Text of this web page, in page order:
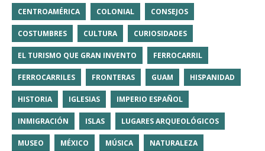
CENTROAMÉRICA COLONIAL CONSEJOS
COSTUMBRES CULTURA CURIOSIDADES
EL TURISMO QUE GRAN INVENTO FERROCARRIL
FERROCARRILES FRONTERAS GUAM HISPANIDAD
HISTORIA IGLESIAS IMPERIO ESPAÑOL
INMIGRACIÓN ISLAS LUGARES ARQUEOLÓGICOS
MUSEO MÉXICO MÚSICA NATURALEZA